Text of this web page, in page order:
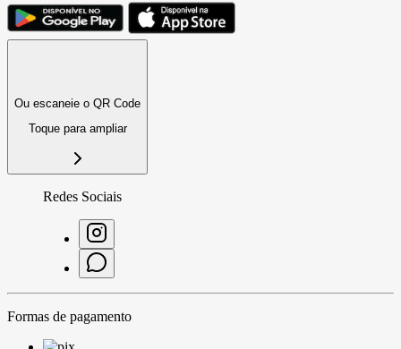
Ou escaneie o QR Code
Toque para ampliar
Redes Sociais
Formas de pagamento